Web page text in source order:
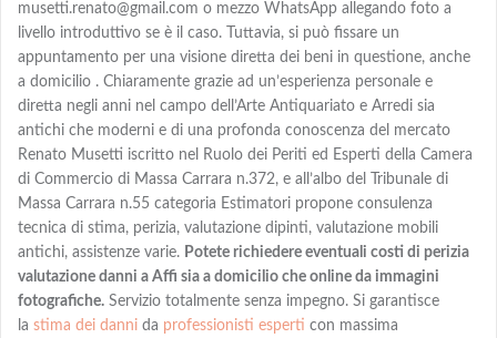
musetti.renato@gmail.com o mezzo WhatsApp allegando foto a
livello introduttivo se è il caso. Tuttavia, si può fissare un
appuntamento per una visione diretta dei beni in questione, anche
a domicilio . Chiaramente grazie ad un’esperienza personale e
diretta negli anni nel campo dell’Arte Antiquariato e Arredi sia
antichi che moderni e di una profonda conoscenza del mercato
Renato Musetti iscritto nel Ruolo dei Periti ed Esperti della Camera
di Commercio di Massa Carrara n.372, e all’albo del Tribunale di
Massa Carrara n.55 categoria Estimatori propone consulenza
tecnica di stima, perizia, valutazione dipinti, valutazione mobili
antichi, assistenze varie. Potete richiedere eventuali costi di perizia
valutazione danni a Affi sia a domicilio che online da immagini
fotografiche. Servizio totalmente senza impegno. Si garantisce
la stima dei danni da professionisti esperti con massima